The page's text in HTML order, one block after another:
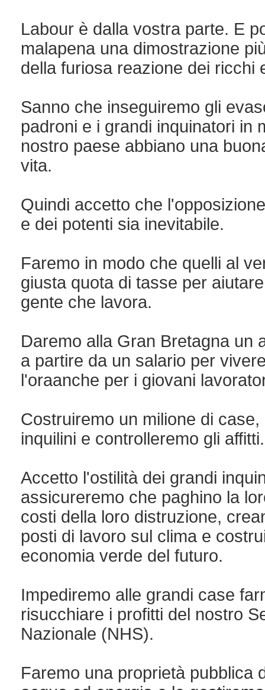
Labour è dalla vostra parte. E
malapena una dimostrazione
della furiosa reazione dei ricchi
Sanno che inseguiremo gli
padroni e i grandi inquinatori in
nostro paese abbiano una
vita.
Quindi accetto che
e dei potenti sia inevitabile.
Faremo in modo che quelli al
giusta quota di tasse per
gente che lavora.
Daremo alla Gran Bretagna un
a partire da un salario per
l'oraanche per i giovani
Costruiremo un milione di
inquilini e controlleremo gli affitti.
Accetto l'ostilità dei grandi
assicureremo che paghino la
costi della loro distruzione,
posti di lavoro sul clima e
economia verde del futuro.
Impediremo alle grandi case
risucchiare i profitti del nostro
Nazionale (NHS).
Faremo una proprietà pubblica